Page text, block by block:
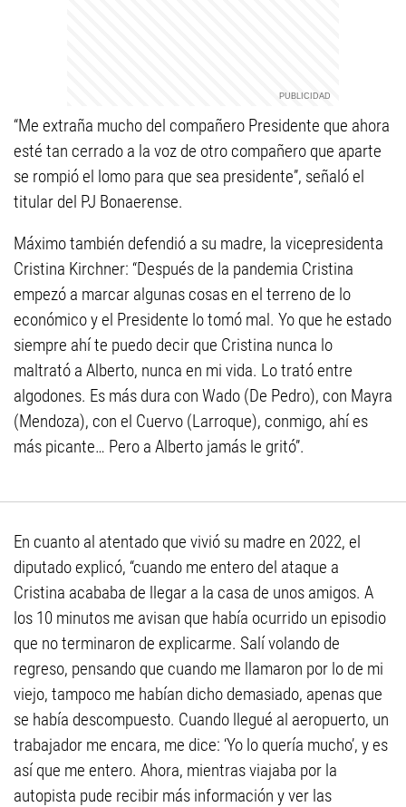
“Me extraña mucho del compañero Presidente que ahora
esté tan cerrado a la voz de otro compañero que aparte
se rompió el lomo para que sea presidente”, señaló el
titular del PJ Bonaerense.
Máximo también defendió a su madre, la vicepresidenta
Cristina Kirchner: “Después de la pandemia Cristina
empezó a marcar algunas cosas en el terreno de lo
económico y el Presidente lo tomó mal. Yo que he estado
siempre ahí te puedo decir que Cristina nunca lo
maltrató a Alberto, nunca en mi vida. Lo trató entre
algodones. Es más dura con Wado (De Pedro), con Mayra
(Mendoza), con el Cuervo (Larroque), conmigo, ahí es
más picante… Pero a Alberto jamás le gritó”.
En cuanto al atentado que vivió su madre en 2022, el
diputado explicó, “cuando me entero del ataque a
Cristina acababa de llegar a la casa de unos amigos. A
los 10 minutos me avisan que había ocurrido un episodio
que no terminaron de explicarme. Salí volando de
regreso, pensando que cuando me llamaron por lo de mi
viejo, tampoco me habían dicho demasiado, apenas que
se había descompuesto. Cuando llegué al aeropuerto, un
trabajador me encara, me dice: ‘Yo lo quería mucho’, y es
así que me entero. Ahora, mientras viajaba por la
autopista pude recibir más información y ver las